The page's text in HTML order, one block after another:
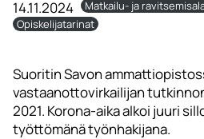
14.11.2024
Matkailu- ja
Opiskelijatarinat
Suoritin Savon
vastaanottovirkailijan
2021. Korona-aika alkoi juuri
työttömänä työnhakijana.